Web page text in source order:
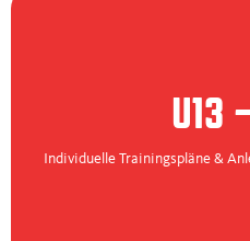
U13
Individuelle Trainingspläne &